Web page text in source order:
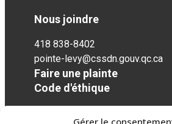
Gérer le
Nous joindre
418 838-8402
pointe-levy@cssdn.gouv.qc.ca
Faire une plainte
Code d'éthique